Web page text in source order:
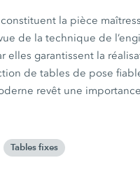
la pièce
de la technique de
elles garantissent la
de tables de pose
revêt une
Tables fixes